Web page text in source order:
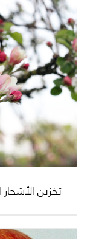
تخزين